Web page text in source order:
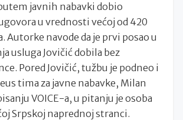
javnih nabavki dobio
u vrednosti većoj od 420
Autorke navode da je prvi posao u
usluga Jovičić dobila bez
Pored Jovičić, tužbu je podneo i
tima za javne nabavke, Milan
VOICE-a, u pitanju je osoba
Srpskoj naprednoj stranci.